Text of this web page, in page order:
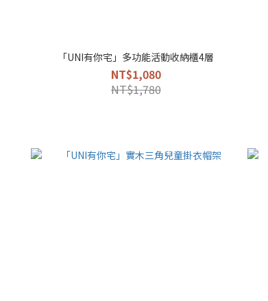
「UNI有你宅」多功能活動收納櫃4層
NT$1,080
NT$1,780